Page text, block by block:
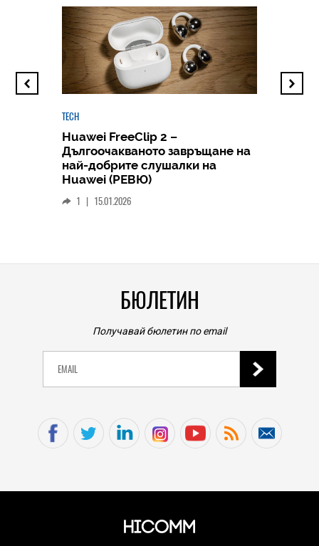
TECH
Huawei FreeClip 2 –
Дългоочакваното завръщане на
най-добрите слушалки на
Huawei (РЕВЮ)
1 | 15.01.2026
БЮЛЕТИН
Получавай бюлетин по email